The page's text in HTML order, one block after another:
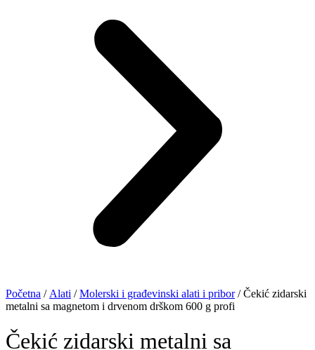
Početna / Alati /Molerski i građevinski alati i pribor/ Čekić zidarski
metalni sa magnetom i drvenom drškom 600 g profi
Čekić zidarski metalni sa